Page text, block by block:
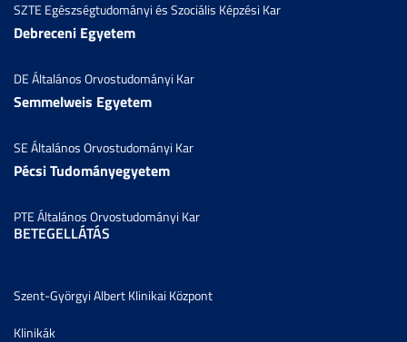
SZTE Egészségtudományi és Szociális Képzési Kar
Debreceni Egyetem
DE Általános Orvostudományi Kar
Semmelweis Egyetem
SE Általános Orvostudományi Kar
Pécsi Tudományegyetem
PTE Általános Orvostudományi Kar
BETEGELLÁTÁS
Szent-Györgyi Albert Klinikai Központ
Klinikák